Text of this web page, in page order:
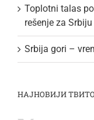
Toplotni talas
rešenje za Srbiju
Srbija gori –
НАЈНОВИЈИ